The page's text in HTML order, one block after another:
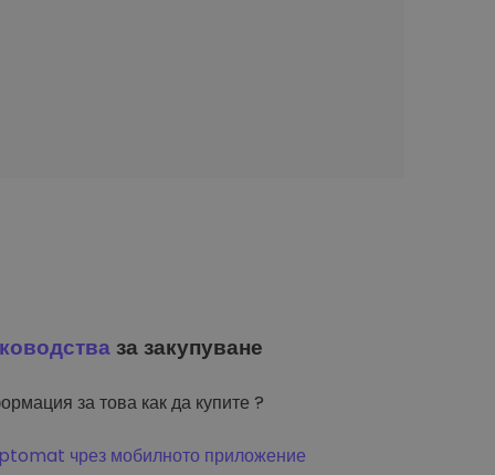
за закупуване
за това как да купите ?
чрез мобилното приложение